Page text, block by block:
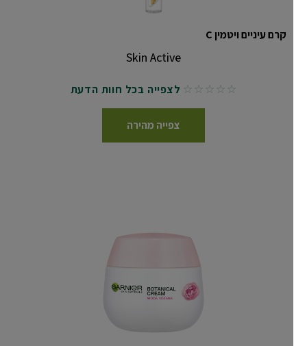
קרם עיניים ויטמין C
Skin Active
No reviews לצפייה בכל חוות הדעת
צפייה מהירה